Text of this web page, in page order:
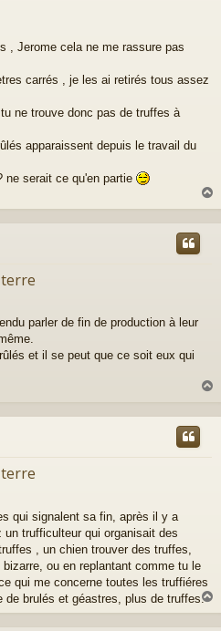
, Jerome cela ne me rassure pas
carrés , je les ai retirés tous assez
ne trouve donc pas de truffes à
apparaissent depuis le travail du
ne serait ce qu'en partie
a
parler de fin de production à leur
et il se peut que ce soit eux qui
u
qui signalent sa fin, après il y a
trufficulteur qui organisait des
, un chien trouver des truffes,
ou en replantant comme tu le
qui me concerne toutes les truffiéres
brulés et géastres, plus de truffes.
a